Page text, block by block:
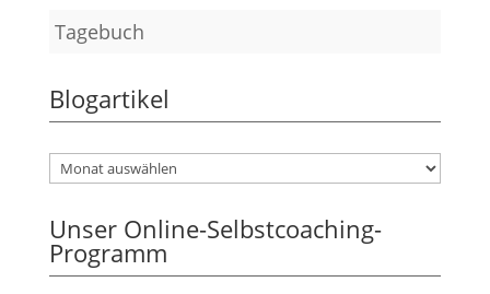
Tagebuch
Blogartikel
Unser Online-Selbstcoaching-
Programm